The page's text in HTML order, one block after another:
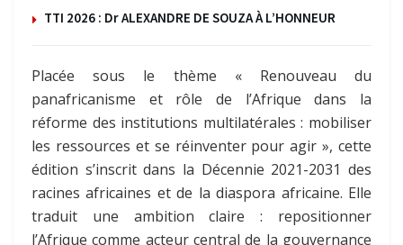
TTI 2026 : Dr ALEXANDRE DE SOUZA À L’HONNEUR
Placée sous le thème « Renouveau du
panafricanisme et rôle de l’Afrique dans la
réforme des institutions multilatérales : mobiliser
les ressources et se réinventer pour agir », cette
édition s’inscrit dans la Décennie 2021-2031 des
racines africaines et de la diaspora africaine. Elle
traduit une ambition claire : repositionner
l’Afrique comme acteur central de la gouvernance